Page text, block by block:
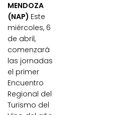
MENDOZA
(NAP) Este
miércoles, 6
de abril,
comenzará
las jornadas
el primer
Encuentro
Regional del
Turismo del